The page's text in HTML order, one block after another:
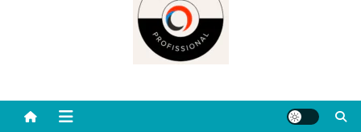
completas e conteúdos úteis para começar, evoluir e se destacar